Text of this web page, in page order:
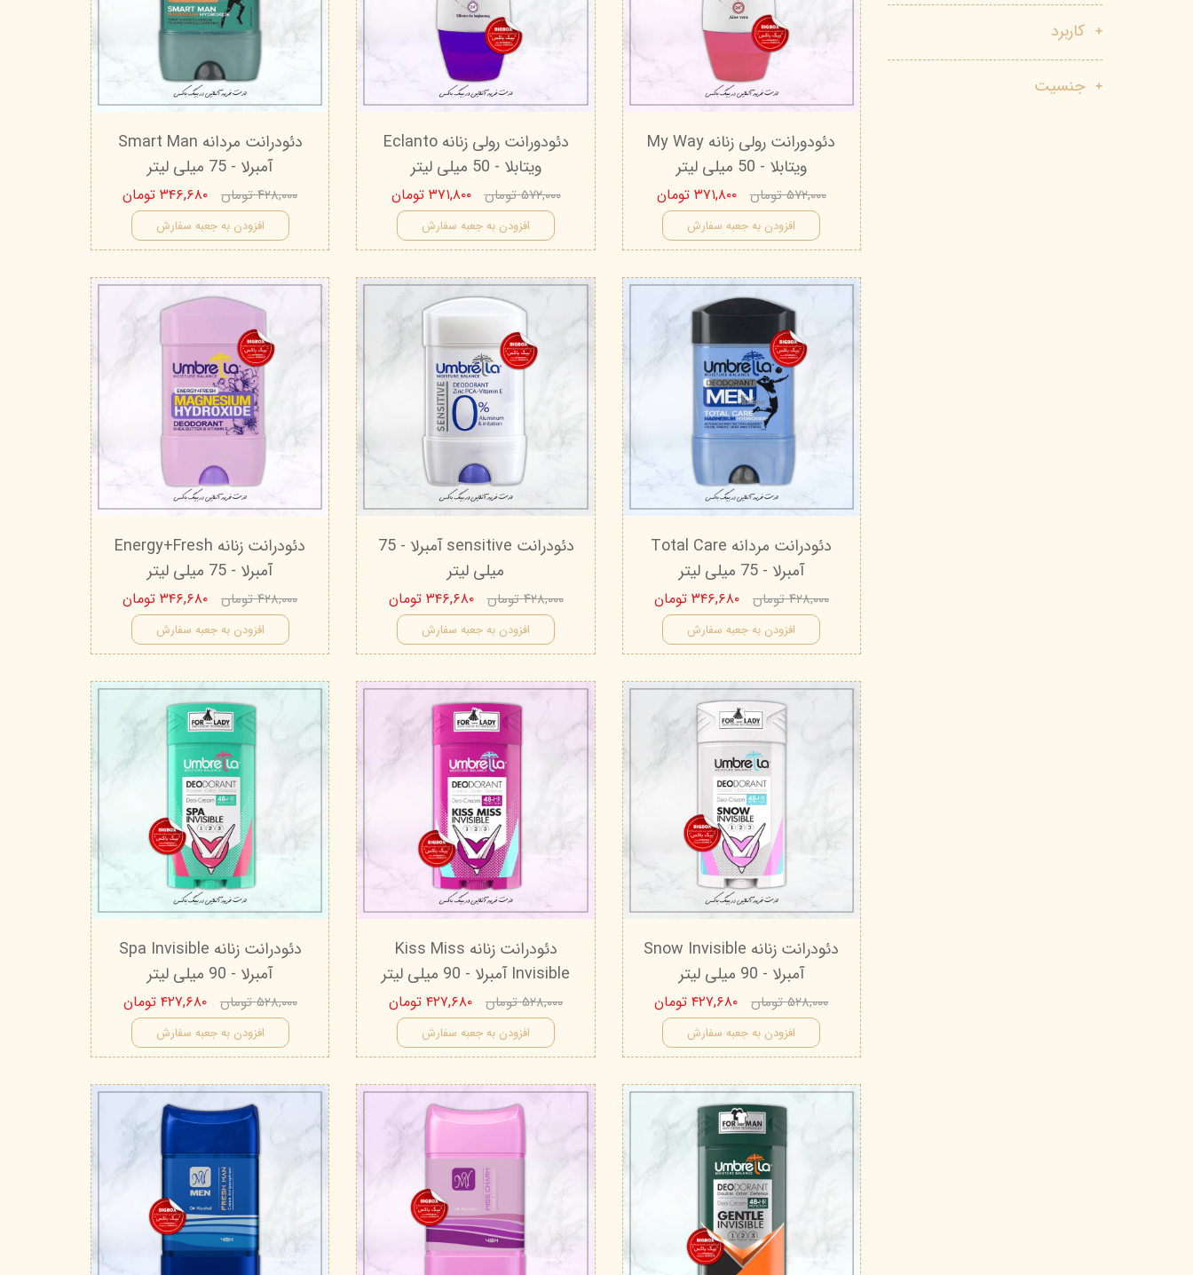
مراقبت چشم
شوینده صورت
ضد جوش و آکنه
ضد قارچ و باکتری
آبرسان و مرطوب کننده
درمالیفت میکاپ رز
آر یو آکی
هیدرودرم شال کوین
دیپ سنس
یونی‌ سنس
ساین اسکین
لاکچری کوین
سلکشن سیتی
کاربرد
جنسیت
دئودورانت رولی زنانه My Way
ویتابلا - 50 میلی لیتر
۵۷۲,۰۰۰ تومان ۳۷۱,۸۰۰ تومان
افزودن به جعبه سفارش
دئودورانت رولی زنانه Eclanto
ویتابلا - 50 میلی لیتر
۵۷۲,۰۰۰ تومان ۳۷۱,۸۰۰ تومان
افزودن به جعبه سفارش
دئودرانت مردانه Smart Man
آمبرلا - 75 میلی لیتر
۴۲۸,۰۰۰ تومان ۳۴۶,۶۸۰ تومان
افزودن به جعبه سفارش
دئودرانت مردانه Total Care
آمبرلا - 75 میلی لیتر
۴۲۸,۰۰۰ تومان ۳۴۶,۶۸۰ تومان
افزودن به جعبه سفارش
دئودرانت sensitive آمبرلا - 75
میلی لیتر
۴۲۸,۰۰۰ تومان ۳۴۶,۶۸۰ تومان
افزودن به جعبه سفارش
دئودرانت زنانه Energy+Fresh
آمبرلا - 75 میلی لیتر
۴۲۸,۰۰۰ تومان ۳۴۶,۶۸۰ تومان
افزودن به جعبه سفارش
دئودرانت زنانه Snow Invisible
آمبرلا - 90 میلی لیتر
۵۲۸,۰۰۰ تومان ۴۲۷,۶۸۰ تومان
افزودن به جعبه سفارش
دئودرانت زنانه Kiss Miss
Invisible آمبرلا - 90 میلی لیتر
۵۲۸,۰۰۰ تومان ۴۲۷,۶۸۰ تومان
افزودن به جعبه سفارش
دئودرانت زنانه Spa Invisible
آمبرلا - 90 میلی لیتر
۵۲۸,۰۰۰ تومان ۴۲۷,۶۸۰ تومان
افزودن به جعبه سفارش